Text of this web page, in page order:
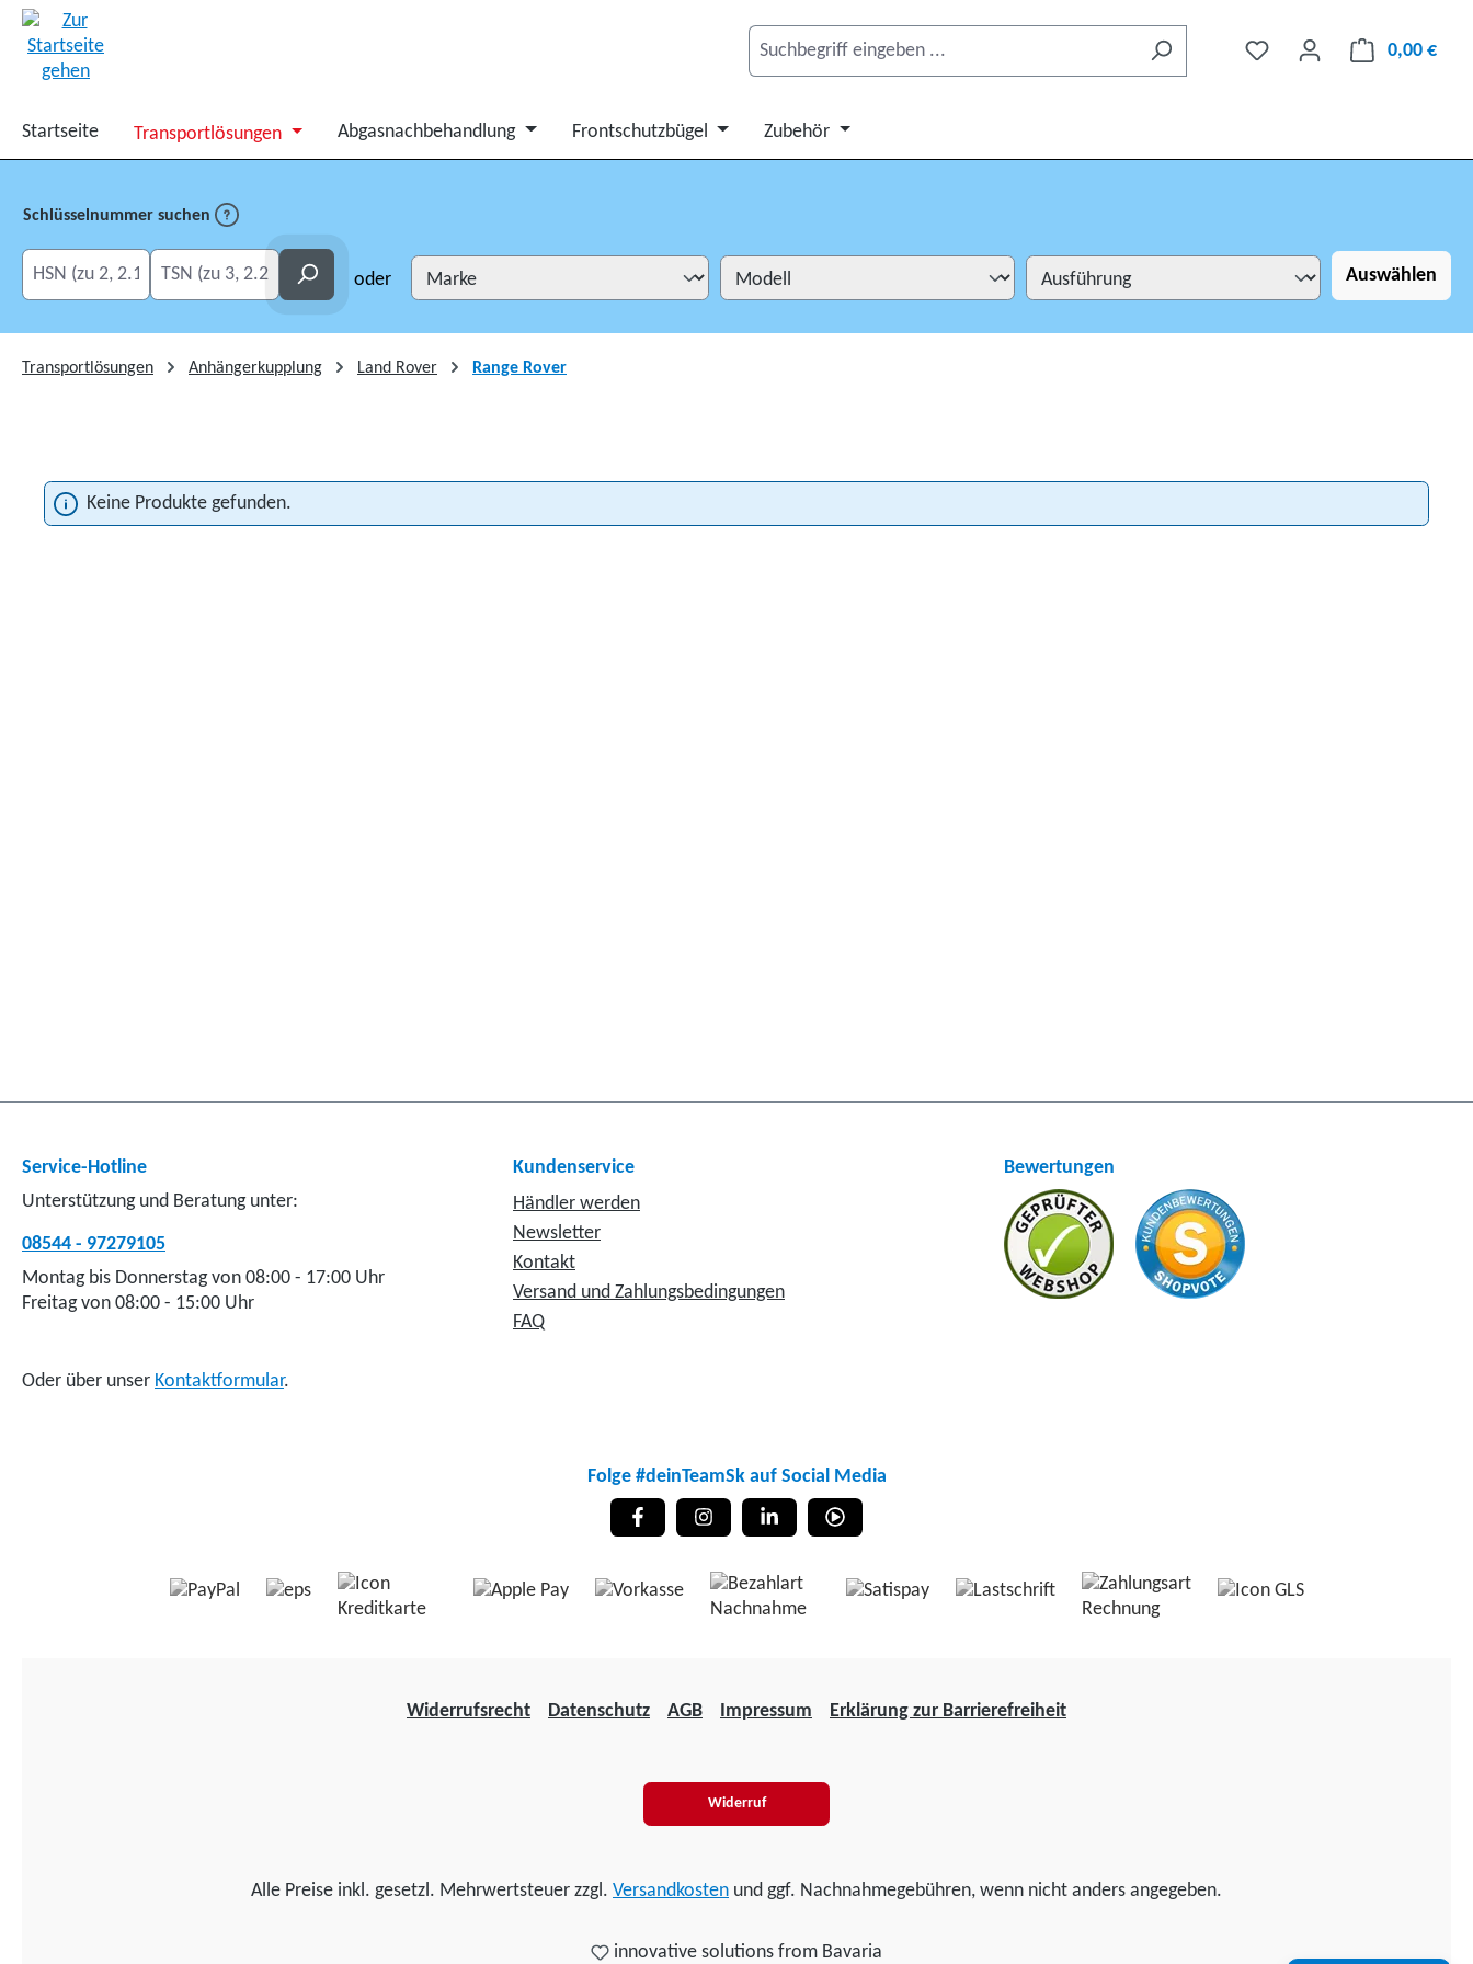
0,00 €
Startseite Transportlösungen Abgasnachbehandlung Frontschutzbügel Zubehör
Schlüsselnummer suchen
HSN eingeben
TSN eingeben Suchen oder Auswählen
Transportlösungen Anhängerkupplung Land Rover Range Rover
Keine Produkte gefunden.
Service-Hotline
Unterstützung und Beratung unter:
08544 - 97279105
Montag bis Donnerstag von 08:00 - 17:00 Uhr
Freitag von 08:00 - 15:00 Uhr
Oder über unser Kontaktformular.
Kundenservice
Händler werden
Newsletter
Kontakt
Versand und Zahlungsbedingungen
FAQ
Bewertungen
Folge #deinTeamSk auf Social Media
Widerrufsrecht Datenschutz AGB Impressum Erklärung zur Barrierefreiheit
Widerruf
Alle Preise inkl. gesetzl. Mehrwertsteuer zzgl. Versandkosten und ggf. Nachnahmegebühren, wenn nicht anders angegeben.
innovative solutions from Bavaria